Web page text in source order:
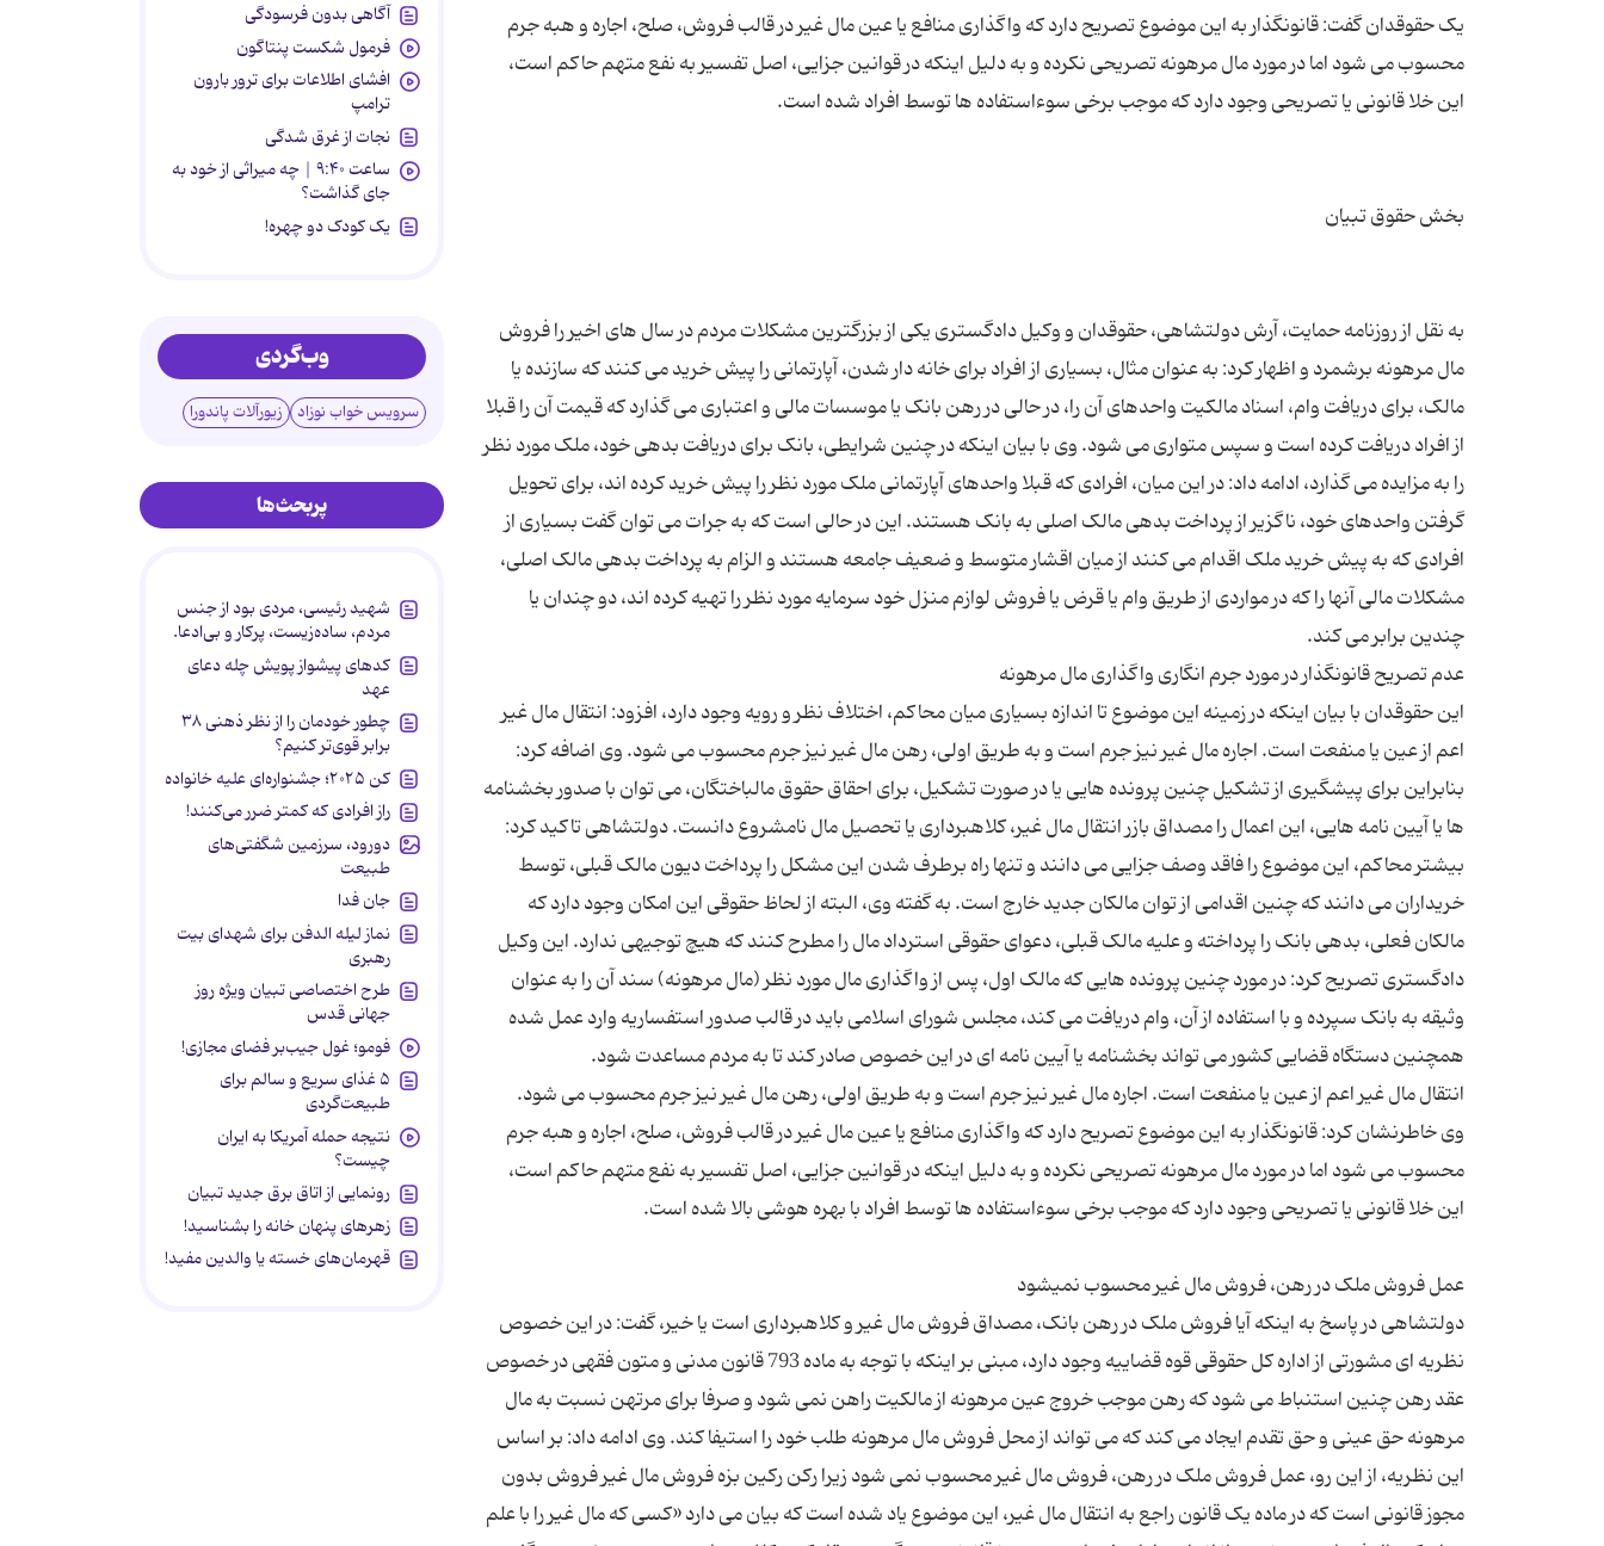
یک حقوقدان گفت: قانونگذار به این موضوع تصریح دارد که واگذاری منافع یا عین مال غیر در قالب فروش، صلح، اجاره و هبه جرم
محسوب می شود اما در مورد مال مرهونه تصریحی نکرده و به دلیل اینکه در قوانین جزایی، اصل تفسیر به نفع متهم حاکم است،
به نقل از روزنامه حمایت، آرش دولتشاهی، حقوقدان و وکیل دادگستری یکی از بزرگترین مشکلات مردم در سال های اخیر را فروش
مال مرهونه برشمرد و اظهار کرد: به عنوان مثال، بسیاری از افراد برای خانه دار شدن، آپارتمانی را پیش خرید می کنند که سازنده یا
مالک، برای دریافت وام، اسناد مالکیت واحدهای آن را، در حالی در رهن بانک یا موسسات مالی و اعتباری می گذارد که قیمت آن را قبلا
از افراد دریافت کرده است و سپس متواری می شود. وی با بیان اینکه در چنین شرایطی، بانک برای دریافت بدهی خود، ملک مورد نظر
را به مزایده می گذارد، ادامه داد: در این میان، افرادی که قبلا واحدهای آپارتمانی ملک مورد نظر را پیش خرید کرده اند، برای تحویل
گرفتن واحدهای خود، ناگزیر از پرداخت بدهی مالک اصلی به بانک هستند. این در حالی است که به جرات می توان گفت بسیاری از
افرادی که به پیش خرید ملک اقدام می کنند از میان اقشار متوسط و ضعیف جامعه هستند و الزام به پرداخت بدهی مالک اصلی،
مشکلات مالی آنها را که در مواردی از طریق وام یا قرض یا فروش لوازم منزل خود سرمایه مورد نظر را تهیه کرده اند، دو چندان یا
این حقوقدان با بیان اینکه در زمینه این موضوع تا اندازه بسیاری میان محاکم، اختلاف نظر و رویه وجود دارد، افزود: انتقال مال غیر
اعم از عین یا منفعت است. اجاره مال غیر نیز جرم است و به طریق اولی، رهن مال غیر نیز جرم محسوب می شود. وی اضافه کرد:
بنابراین برای پیشگیری از تشکیل چنین پرونده هایی یا در صورت تشکیل، برای احقاق حقوق مالباختگان، می توان با صدور بخشنامه
ها یا آیین نامه هایی، این اعمال را مصداق بازر انتقال مال غیر، کلاهبرداری یا تحصیل مال نامشروع دانست. دولتشاهی تاکید کرد:
بیشتر محاکم، این موضوع را فاقد وصف جزایی می دانند و تنها راه برطرف شدن این مشکل را پرداخت دیون مالک قبلی، توسط
خریداران می دانند که چنین اقدامی از توان مالکان جدید خارج است. به گفته وی، البته از لحاظ حقوقی این امکان وجود دارد که
مالکان فعلی، بدهی بانک را پرداخته و علیه مالک قبلی، دعوای حقوقی استرداد مال را مطرح کنند که هیچ توجیهی ندارد. این وکیل
دادگستری تصریح کرد: در مورد چنین پرونده هایی که مالک اول، پس از واگذاری مال مورد نظر (مال مرهونه) سند آن را به عنوان
وثیقه به بانک سپرده و با استفاده از آن، وام دریافت می کند، مجلس شورای اسلامی باید در قالب صدور استفساریه وارد عمل شده
وی خاطرنشان کرد: قانونگذار به این موضوع تصریح دارد که واگذاری منافع یا عین مال غیر در قالب فروش، صلح، اجاره و هبه جرم
محسوب می شود اما در مورد مال مرهونه تصریحی نکرده و به دلیل اینکه در قوانین جزایی، اصل تفسیر به نفع متهم حاکم است،
دولتشاهی در پاسخ به اینکه آیا فروش ملک در رهن بانک، مصداق فروش مال غیر و کلاهبرداری است یا خیر، گفت: در این خصوص
نظریه ای مشورتی از اداره کل حقوقی قوه قضاییه وجود دارد، مبنی بر اینکه با توجه به ماده 793 قانون مدنی و متون فقهی در خصوص
عقد رهن چنین استنباط می شود که رهن موجب خروج عین مرهونه از مالکیت راهن نمی شود و صرفا برای مرتهن نسبت به مال
مرهونه حق عینی و حق تقدم ایجاد می کند که می تواند از محل فروش مال مرهونه طلب خود را استیفا کند. وی ادامه داد: بر اساس
این نظریه، از این رو، عمل فروش ملک در رهن، فروش مال غیر محسوب نمی شود زیرا رکن رکین بزه فروش مال غیر فروش بدون
مجوز قانونی است که در ماده یک قانون راجع به انتقال مال غیر، این موضوع یاد شده است که بیان می دارد «کسی که مال غیر را با علم
آگاهی بدون فرسودگی
فرمول شکست پنتاگون
افشای اطلاعات برای ترور بارون
ترامپ
نجات از غرق شدگی
ساعت ۹:۴۰ | چه میراثی از خود به
جای گذاشت؟
یک کودک دو چهره!
وب‌گردی
سرویس خواب نوزاد زیورآلات پاندورا
پربحث‌ها
شهید رئیسی، مردی بود از جنس
مردم، ساده‌زیست، پرکار و بی‌ادعا.
کدهای پیشواز پویش چله دعای
عهد
چطور خودمان را از نظر ذهنی ۳۸
برابر قوی‌تر کنیم؟
کن ۲۰۲۵؛ جشنواره‌ای علیه خانواده
راز افرادی که کمتر ضرر می‌کنند!
دورود، سرزمین شگفتی‌های
طبیعت
جان فدا
نماز لیله الدفن برای شهدای بیت
رهبری
طرح اختصاصی تبیان ویژه روز
جهانی قدس
فومو؛ غول جیب‌بر فضای مجازی!
۵ غذای سریع و سالم برای
طبیعت‌گردی
نتیجه حمله آمریکا به ایران
چیست؟
رونمایی از اتاق برق جدید تبیان
زهرهای پنهان خانه را بشناسید!
قهرمان‌های خسته یا والدین مفید!